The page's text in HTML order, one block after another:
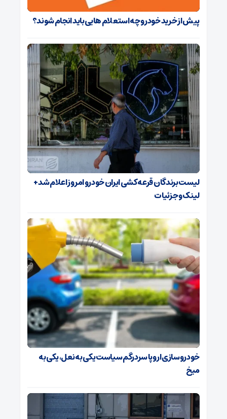
پیش از خرید خودرو چه استعلام هایی باید انجام شوند؟
لیست برندگان قرعه کشی ایران خودرو امروز اعلام شد +
لینک و جزئیات
خودروسازی اروپا سردرگم سیاست یکی به نعل، یکی به
میخ